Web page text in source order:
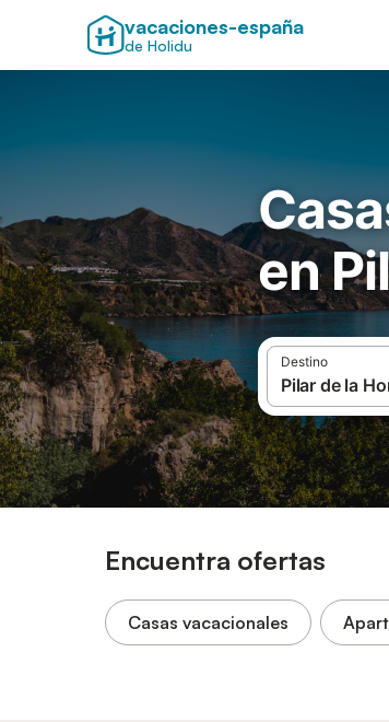
vacaciones-españa
de Holidu
en
Destino
Encuentra ofertas
Casas vacacionales